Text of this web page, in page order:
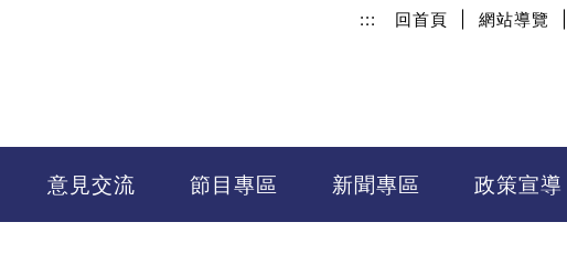
::: 回首頁 網站導覽
意見交流 節目專區 新聞專區 政策宣導